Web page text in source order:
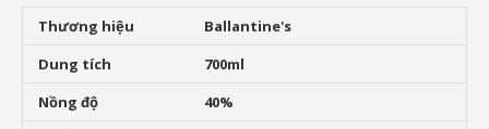
Thương hiệu
Ballantine's
Dung tích
700ml
Nồng độ
40%